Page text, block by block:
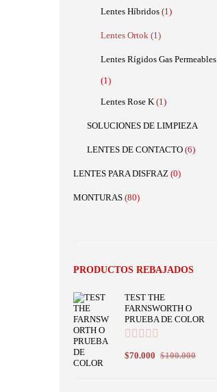
Lentes Híbridos (1)
Lentes Ortok (1)
Lentes Rígidos Gas Permeables
(1)
Lentes Rose K (1)
SOLUCIONES DE LIMPIEZA
LENTES DE CONTACTO (6)
LENTES PARA DISFRAZ (0)
MONTURAS (80)
PRODUCTOS REBAJADOS
TEST THE
FARNSWORTH O
PRUEBA DE COLOR
$100.000
$70.000